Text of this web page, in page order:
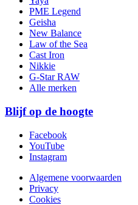
PME Legend
Geisha
New Balance
Law of the Sea
Cast Iron
Nikkie
G-Star RAW
Alle merken
Blijf op de hoogte
Facebook
YouTube
Instagram
Algemene voorwaarden
Privacy
Cookies